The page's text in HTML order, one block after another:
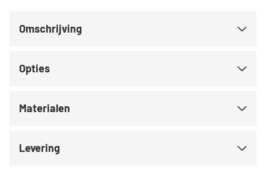
Omschrijving
Opties
Materialen
Levering